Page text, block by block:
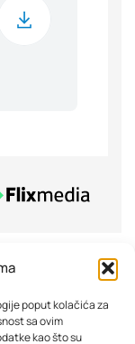
poput kolačića za
sa ovim
kao što su